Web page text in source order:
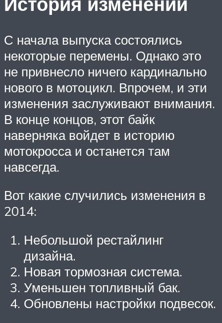
С начала выпуска состоялись
некоторые перемены. Однако это
не привнесло ничего кардинально
нового в мотоцикл. Впрочем, и эти
изменения заслуживают внимания.
В конце концов, этот байк
наверняка войдет в историю
мотокросса и останется там
навсегда.
Вот какие случились изменения в
2014:
Небольшой рестайлинг
дизайна.
Новая тормозная система.
Уменьшен топливный бак.
Обновлены настройки подвесок.